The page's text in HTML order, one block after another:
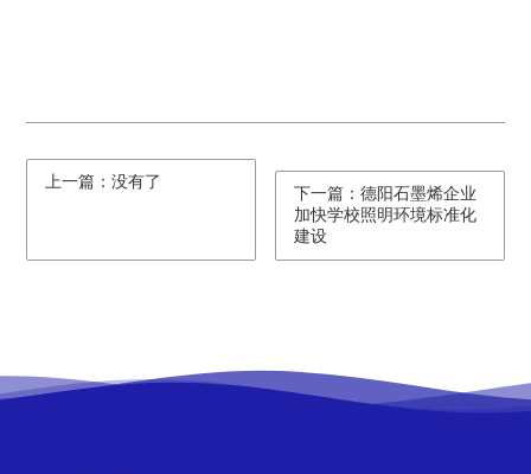
上一篇：没有了
下一篇：德阳石墨烯企业
加快学校照明环境标准化
建设